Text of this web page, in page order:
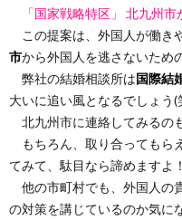
「国家戦略特区」 北九州
この提案は、外国人が働き
市から外国人を逃さないため
弊社の結婚相談所は国際結
大いに追い風となるでしょう(
北九州市に連絡してみるの
もちろん、取り合ってもら
てみて、駄目なら諦めますよ！
他の市町村でも、外国人の
の対策を講じているのか気に